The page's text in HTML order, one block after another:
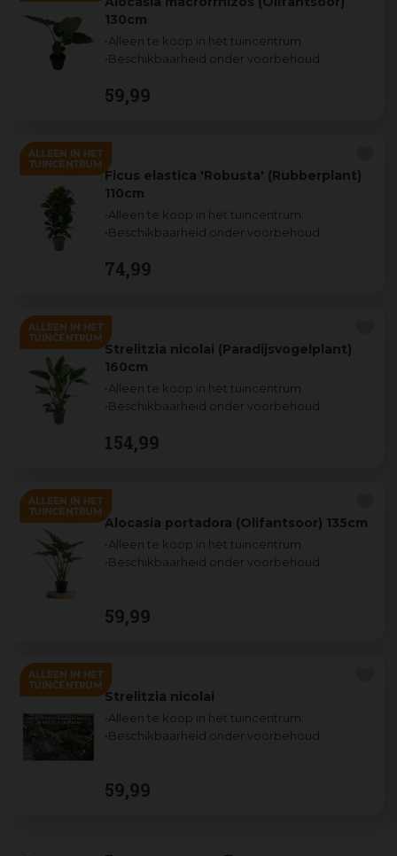
130cm
•Alleen te koop in het tuincentrum.
•Beschikbaarheid onder voorbehoud.
59,99
Ficus elastica 'Robusta' (Rubberplant)
110cm
•Alleen te koop in het tuincentrum.
•Beschikbaarheid onder voorbehoud.
74,99
Strelitzia nicolai (Paradijsvogelplant)
160cm
•Alleen te koop in het tuincentrum.
•Beschikbaarheid onder voorbehoud.
154,99
Alocasia portadora (Olifantsoor) 135cm
•Alleen te koop in het tuincentrum.
•Beschikbaarheid onder voorbehoud.
59,99
Strelitzia nicolai
•Alleen te koop in het tuincentrum.
•Beschikbaarheid onder voorbehoud.
59,99